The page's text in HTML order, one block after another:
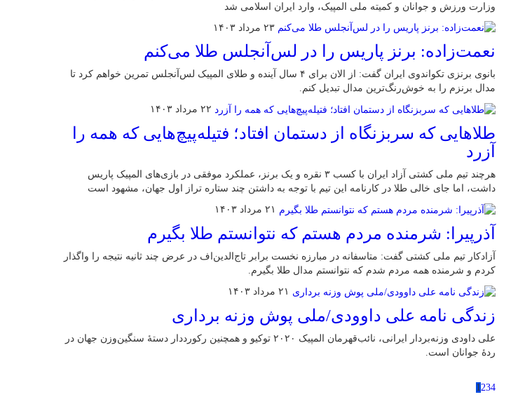
وزارت ورزش و جوانان و کمیته ملی المپیک، وارد ایران اسلامی شد
۲۳ مرداد ۱۴۰۳
نعمت‌زاده: برنز پاریس را در لس‌آنجلس طلا می‌کنم
بانوی برنزی تکواندوی ایران گفت: از الان برای ۴ سال آینده و طلای المپیک لس‌آنجلس تمرین خواهم کرد تا
مدال برنزم را به خوش‌رنگ‌ترین مدال تبدیل کنم.
۲۲ مرداد ۱۴۰۳
طلاهایی که سربزنگاه از دستمان افتاد؛ فتیله‌پیچ‌هایی که همه را
آزرد
هرچند تیم ملی کشتی آزاد ایران با کسب ۳ نقره و یک برنز، عملکرد موفقی در بازی‌های المپیک پاریس
داشت، اما جای خالی طلا در کارنامه این تیم با توجه به داشتن چند ستاره تراز اول جهان، مشهود است
۲۱ مرداد ۱۴۰۳
آذرپیرا: شرمنده مردم هستم که نتوانستم طلا بگیرم
آزادکار تیم ملی کشتی گفت: متاسفانه در مبارزه نخست برابر تاج‌الدین‌اف در عرض چند ثانیه نتیجه را واگذار
کردم و شرمنده همه مردم شدم که نتوانستم مدال طلا بگیرم.
۲۱ مرداد ۱۴۰۳
زندگی نامه علی داوودی/ملی پوش وزنه برداری
علی داودی وزنه‌بردار ایرانی، نائب‌قهرمان المپیک ۲۰۲۰ توکیو و همچنین رکورددار دستهٔ سنگین‌وزن جهان در
ردهٔ جوانان است.
1 234